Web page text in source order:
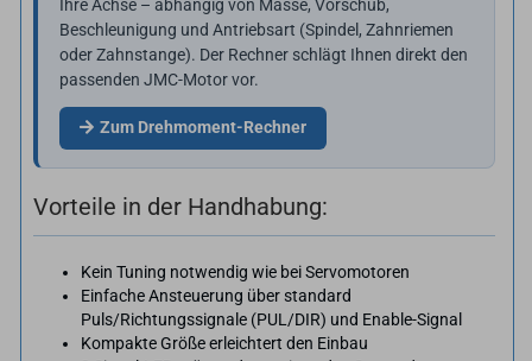
Ihre Achse – abhängig von Masse, Vorschub,
Beschleunigung und Antriebsart (Spindel, Zahnriemen
oder Zahnstange). Der Rechner schlägt Ihnen direkt den
passenden JMC-Motor vor.
Zum Drehmoment-Rechner
Vorteile in der Handhabung:
Kein Tuning notwendig wie bei Servomotoren
Einfache Ansteuerung über standard
Puls/Richtungssignale (PUL/DIR) und Enable-Signal
Kompakte Größe erleichtert den Einbau